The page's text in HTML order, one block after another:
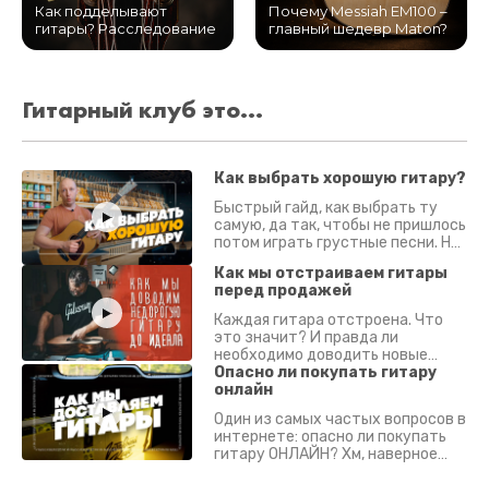
Как подделывают
гитары? Расследование
Почему Messiah EM100 –
главный шедевр Maton?
Гитарный клуб это...
Как выбрать хорошую гитару?
Быстрый гайд, как выбрать ту
самую, да так, чтобы не пришлось
потом играть грустные песни. На
Как мы отстраиваем гитары
перед продажей
Каждая гитара отстроена. Что
это значит? И правда ли
необходимо доводить новые
гитары? Если кратко - да.
Подробно - в видео :)
Опасно ли покупать гитару
онлайн
Один из самых частых вопросов в
интернете: опасно ли покупать
гитару ОНЛАЙН? Хм, наверное